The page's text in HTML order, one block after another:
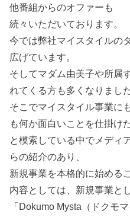
他番組からのオファーも
続々いただいております。
今では弊社マイスタイルの
広げています。
そしてマダム由美子や所属
れてくる方も多くなりました
そこでマイスタイル事業に
も何か面白いことを仕掛け
と模索している中でメディ
らの紹介のあり、
新規事業を本格的に始める
内容としては、新規事業と
「Dokumo Mysta（ドクモ